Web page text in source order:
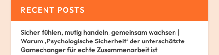
RECENT POSTS
Sicher fühlen, mutig handeln, gemeinsam wachsen |
Warum ‚Psychologische Sicherheit‘ der unterschätzte
Gamechanger für echte Zusammenarbeit ist